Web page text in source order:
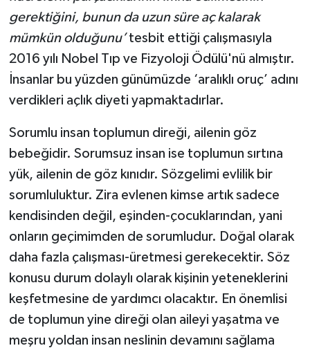
gerektiğini, bunun da uzun süre aç kalarak
mümkün olduğunu’tesbit ettiği çalışmasıyla
2016 yılı Nobel Tıp ve Fizyoloji Ödülü'nü almıştır.
İnsanlar bu yüzden günümüzde ‘aralıklı oruç’ adını
verdikleri açlık diyeti yapmaktadırlar.
Sorumlu insan toplumun direği, ailenin göz
bebeğidir. Sorumsuz insan ise toplumun sırtına
yük, ailenin de göz kınıdır. Sözgelimi evlilik bir
sorumluluktur. Zira evlenen kimse artık sadece
kendisinden değil, eşinden-çocuklarından, yani
onların geçimimden de sorumludur. Doğal olarak
daha fazla çalışması-üretmesi gerekecektir. Söz
konusu durum dolaylı olarak kişinin yeteneklerini
keşfetmesine de yardımcı olacaktır. En önemlisi
de toplumun yine direği olan aileyi yaşatma ve
meşru yoldan insan neslinin devamını sağlama